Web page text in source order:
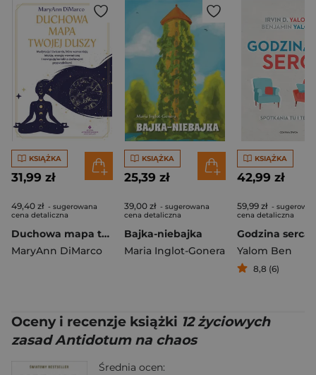
KSIĄŻKA
31,99 zł
49,40 zł - sugerowana
cena detaliczna
Duchowa mapa twojej duszy. Medytacje i ćwiczenia, które wzmacniają intuicję, energię wewnętrzną i nawiązują kontakt z duchowymi przewodnikami
MaryAnn DiMarco
KSIĄŻKA
25,39 zł
39,00 zł - sugerowana
cena detaliczna
Bajka-niebajka
Maria Inglot-Gonera
KSIĄŻKA
42,99 zł
59,99 zł -
cena detaliczna
Yalom Ben
8,8 (6)
Oceny i recenzje książki 12 życiowych
zasad Antidotum na chaos
Średnia ocen: